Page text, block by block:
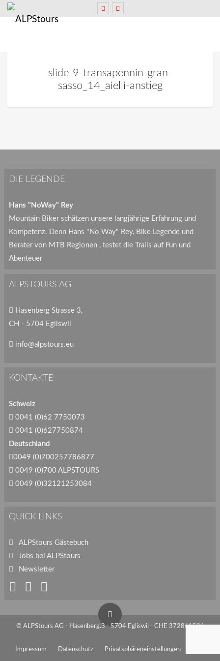
slide-9-transapennin-gran-
sasso_14_aielli-anstieg
DIE LEGENDE
Hans "NoWay" Rey
Mountain Biker schätzen unsere langjährige Erfahrung und
Kompetenz. Denn Hans "No Way" Rey, Bike Legende und
Berater von MTB Regionen , testet die Trails auf Fun und
Abenteuer
ALPSTOURS AG
Hasenberg Strasse 3,
CH - 5704 Egliswil
info@alpstours.eu
KONTAKTE
Schweiz
0041 (0)62 7750073
0041 (0)627750874
Deutschland
0049 (0)700257786877
0049 (0)700 ALPSTOURS
0049 (0)32121253084
QUICK LINKS
ALPStours Gästebuch
Jobs bei ALPStours
Newsletter
© ALPStours AG - Hasenberg.3 - 5704 Egliswil - CHE 372861586
Impressum Datenschutz Privatsphäreneinstellungen